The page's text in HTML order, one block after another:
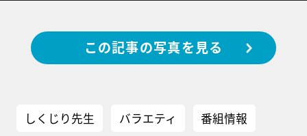
この記事の写真を見る
しくじり先生 バラエティ 番組情報